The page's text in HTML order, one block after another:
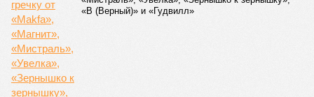
«В (Верный)» и «Гудвилл»